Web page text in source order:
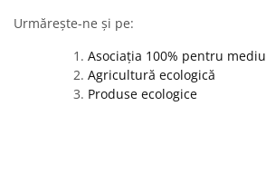
Urmărește-ne și pe:
Asociația 100% pentru mediu
Agricultură ecologică
Produse ecologice